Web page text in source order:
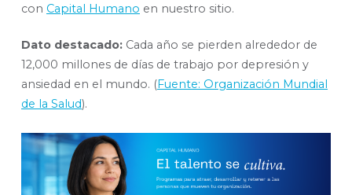
con Capital Humano en nuestro sitio.
Dato destacado: Cada año se pierden alrededor de
12,000 millones de días de trabajo por depresión y
ansiedad en el mundo. (Fuente: Organización Mundial
de la Salud).